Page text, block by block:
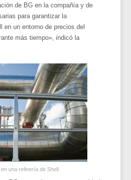
de BG en la compañía y de
para garantizar la
en un entorno de precios del
más tiempo», indicó la
una refinería de Shell.